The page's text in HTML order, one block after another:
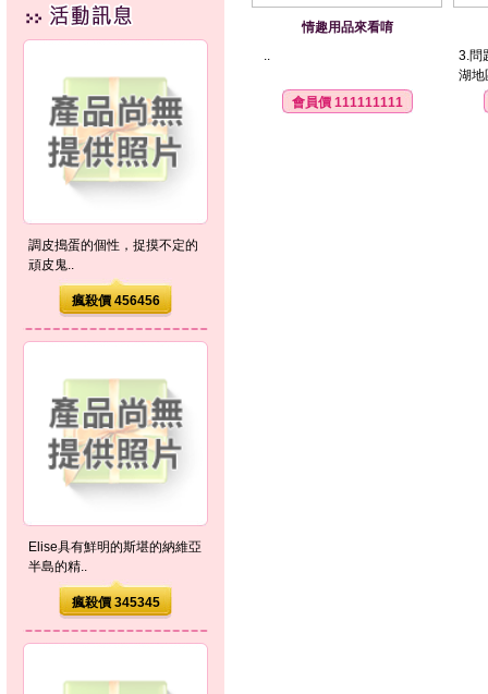
調皮搗蛋的個性，捉摸不定的
頑皮鬼..
瘋殺價 456456
Elise具有鮮明的斯堪的納維亞
半島的精..
瘋殺價 345345
情趣用品來看唷
..
會員價 111111111
3.問
湖地